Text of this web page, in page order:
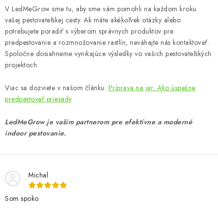
V LedMeGrow sme tu, aby sme vám pomohli na každom kroku
vašej pestovateľskej cesty. Ak máte akékoľvek otázky alebo
potrebujete poradiť s výberom správnych produktov pre
predpestovanie a rozmnožovanie rastlín, neváhajte nás kontaktovať.
Spoločne dosiahneme vynikajúce výsledky vo vašich pestovateľských
projektoch.
Viac sa dozviete v našom článku: Príprava na jar: Ako úspešne
predpestovať priesady
LedMeGrow je vaším partnerom pre efektívne a moderné
indoor pestovanie.
Michal
Som spoko